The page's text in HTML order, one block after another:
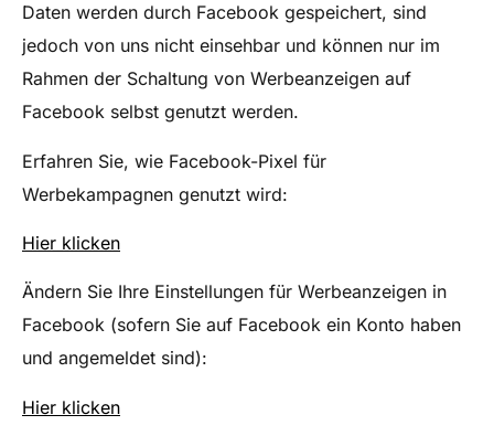
Daten werden durch Facebook gespeichert, sind
jedoch von uns nicht einsehbar und können nur im
Rahmen der Schaltung von Werbeanzeigen auf
Facebook selbst genutzt werden.
Erfahren Sie, wie Facebook-Pixel für
Werbekampagnen genutzt wird:
Hier klicken
Ändern Sie Ihre Einstellungen für Werbeanzeigen in
Facebook (sofern Sie auf Facebook ein Konto haben
und angemeldet sind):
Hier klicken